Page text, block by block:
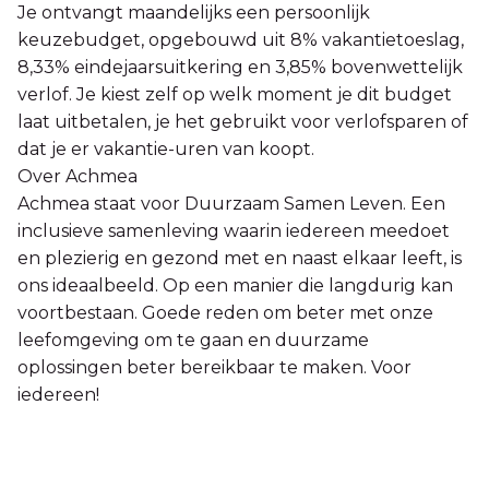
Je ontvangt maandelijks een persoonlijk
keuzebudget, opgebouwd uit 8% vakantietoeslag,
8,33% eindejaarsuitkering en 3,85% bovenwettelijk
verlof. Je kiest zelf op welk moment je dit budget
laat uitbetalen, je het gebruikt voor verlofsparen of
dat je er vakantie-uren van koopt.
Over Achmea
Achmea staat voor Duurzaam Samen Leven. Een
inclusieve samenleving waarin iedereen meedoet
en plezierig en gezond met en naast elkaar leeft, is
ons ideaalbeeld. Op een manier die langdurig kan
voortbestaan. Goede reden om beter met onze
leefomgeving om te gaan en duurzame
oplossingen beter bereikbaar te maken. Voor
iedereen!